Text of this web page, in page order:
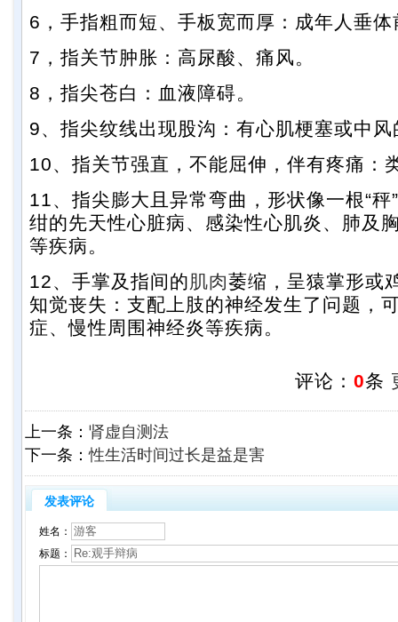
6，手指粗而短、手板宽而厚：成年人垂
7，指关节肿胀：高尿酸、痛风。
8，指尖苍白：血液障碍。
9、指尖纹线出现股沟：有心肌梗塞或中风
10、指关节强直，不能屈伸，伴有疼痛：
11、指尖膨大且异常弯曲，形状像一根“秤
绀的先天性心脏病、感染性心肌炎、肺及
等疾病。
12、手掌及指间的肌肉萎缩，呈猿掌形或
知觉丧失：支配上肢的神经发生了问题，
症、慢性周围神经炎等疾病。
评论： 0条
上一条： 肾虚自测法
下一条：性生活时间过长是益是害
发表评论
姓名：
标题：